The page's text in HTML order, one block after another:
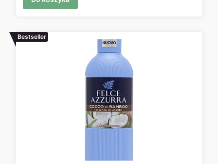
Bestseller